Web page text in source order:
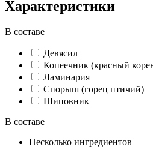
Характеристики
В составе
Девясил
Копеечник (красный
Ламинария
Спорыш (горец птичий)
Шиповник
В составе
Несколько ингредиентов